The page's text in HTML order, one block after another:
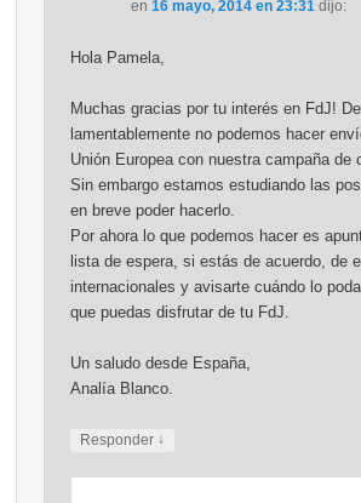
en 16 mayo, 2014 en 23:31 dijo:
Hola Pamela,
Muchas gracias por tu interés en FdJ!
lamentablemente no podemos hacer
Unión Europea con nuestra campaña de
Sin embargo estamos estudiando las
en breve poder hacerlo.
Por ahora lo que podemos hacer es
lista de espera, si estás de acuerdo, de
internacionales y avisarte cuándo lo
que puedas disfrutar de tu FdJ.
Un saludo desde España,
Analía Blanco.
Responder ↓